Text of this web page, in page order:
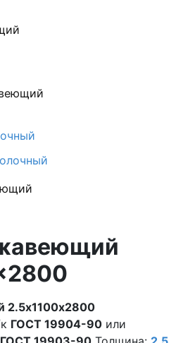
2.5х1100х2800
ГОСТ 19904-90 или